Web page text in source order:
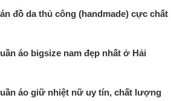
đồ da thủ công (handmade) cực chất
áo bigsize nam đẹp nhất ở Hải
áo giữ nhiệt nữ uy tín, chất lượng